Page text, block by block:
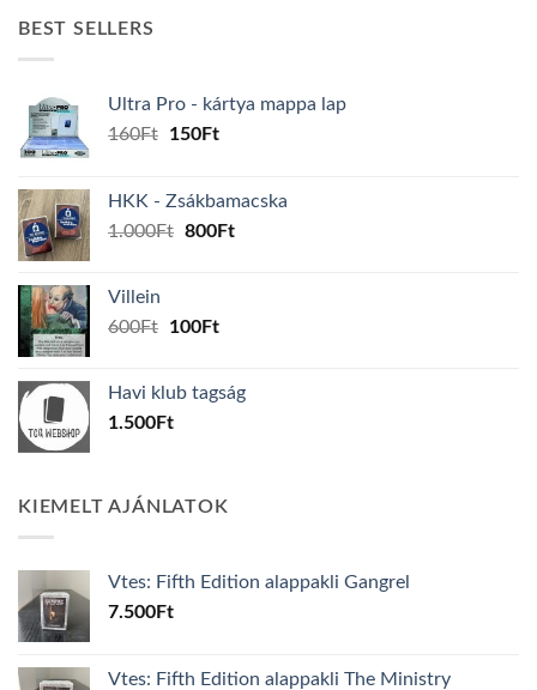
BEST SELLERS
Ultra Pro - kártya mappa lap
160Ft
Original
160Ft.
150FtCurrent
150Ft.
HKK - Zsákbamacska
1.000Ft Original
800FtCurrent
Villein
600Ft
Original
600Ft.
100FtCurrent
100Ft.
Havi klub tagság
1.500Ft
KIEMELT AJÁNLATOK
Vtes: Fifth Edition alappakli Gangrel
7.500Ft
Vtes: Fifth Edition alappakli The Ministry